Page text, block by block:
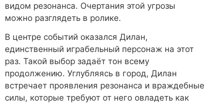
видом резонанса. Очертания этой угрозы
можно разглядеть в ролике.
В центре событий оказался Дилан,
единственный играбельный персонаж на этот
раз. Такой выбор задаёт тон всему
продолжению. Углубляясь в город, Дилан
встречает проявления резонанса и враждебные
силы, которые требуют от него овладеть как